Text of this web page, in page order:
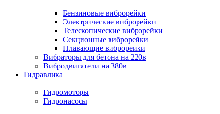
Бензиновые виброрейки
Электрические виброрейки
Телескопические виброрейки
Секционные виброрейки
Плавающие виброрейки
Вибраторы для бетона на 220в
Вибродвигатели на 380в
Гидравлика
Гидромоторы
Гидронасосы